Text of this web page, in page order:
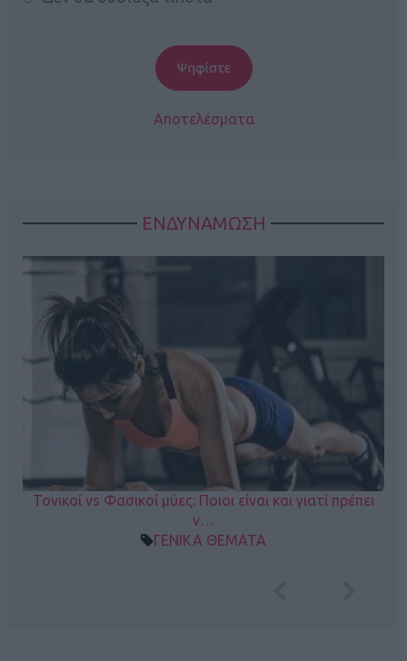
Αποτελέσματα
ΕΝΔΥΝΑΜΩΣΗ
Τονικοί vs Φασικοί μύες: Ποιοι είναι και γιατί πρέπει
ν…
ΓΕΝΙΚΑ ΘΕΜΑΤΑ